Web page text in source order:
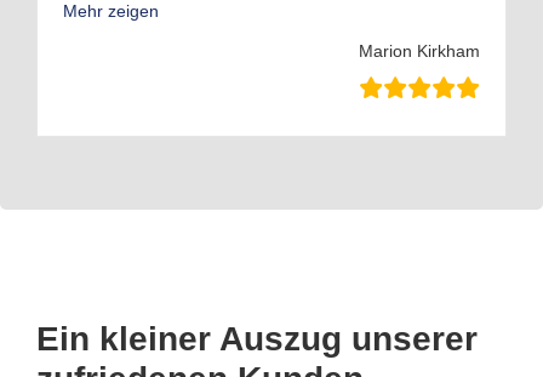
Mehr zeigen
Marion Kirkham
Ein kleiner Auszug unserer